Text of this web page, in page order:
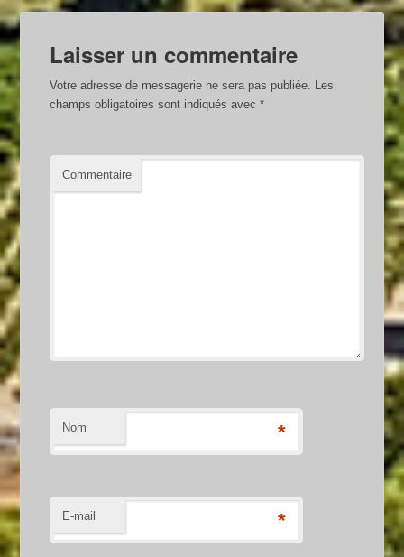
Laisser un commentaire
Votre adresse de messagerie ne sera pas publiée. Les
champs obligatoires sont indiqués avec*
Commentaire
Nom *
E-mail *